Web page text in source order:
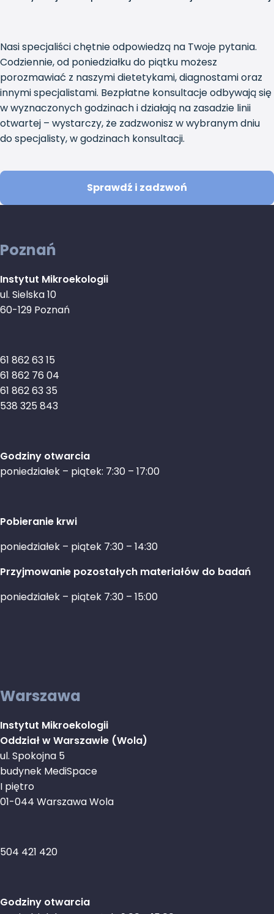
Nasi specjaliści chętnie odpowiedzą na Twoje pytania.
Codziennie, od poniedziałku do piątku możesz
porozmawiać z naszymi dietetykami, diagnostami oraz
innymi specjalistami. Bezpłatne konsultacje odbywają się
w wyznaczonych godzinach i działają na zasadzie linii
otwartej – wystarczy, że zadzwonisz w wybranym dniu
do specjalisty, w godzinach konsultacji.
Sprawdź i zadzwoń
Poznań
Instytut Mikroekologii
ul. Sielska 10
60-129 Poznań
61 862 63 15
61 862 76 04
61 862 63 35
538 325 843
Godziny otwarcia
poniedziałek – piątek: 7:30 – 17:00
Pobieranie krwi
poniedziałek – piątek 7:30 – 14:30
Przyjmowanie pozostałych materiałów do badań
poniedziałek – piątek 7:30 – 15:00
Warszawa
Instytut Mikroekologii
Oddział w Warszawie (Wola)
ul. Spokojna 5
budynek MediSpace
I piętro
01-044 Warszawa Wola
504 421 420
Godziny otwarcia